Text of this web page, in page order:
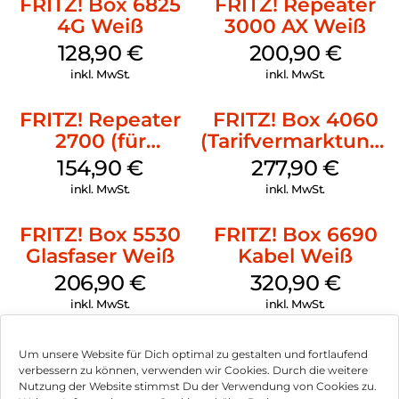
Um unsere Website für Dich optimal zu gestalten und fortlaufend
verbessern zu können, verwenden wir Cookies. Durch die weitere
Nutzung der Website stimmst Du der Verwendung von Cookies zu.
Funktionen für Ihr Heimnetz und eine vollwertige
Telefonanlage mit DECT-Basis runden die Top-Ausstattung
4G Weiß
128,90 €
inkl. MwSt.
3000 AX Weiß
200,90 €
inkl. MwSt.
FRITZ! Repeater
2700 (für
Tarifvermarktung)
Weiß
154,90€
inkl. MwSt.
FRITZ! Box 4060
(Tarifvermarktung)
Weiß
277,90€
inkl. MwSt.
FRITZ! Box 5530
Glasfaser Weiß
206,90€
inkl. MwSt.
FRITZ! Box 6690
Kabel Weiß
320,90 €
inkl. MwSt.